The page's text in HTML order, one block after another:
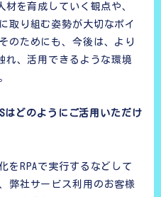
材を育成していく観点や、
取り組む姿勢が大切なポイ
のためにも、今後は、より
れ、活用できるような環境
どのようにご活用いただけ
をRPAで実行するなどして
弊社サービス利用のお客様